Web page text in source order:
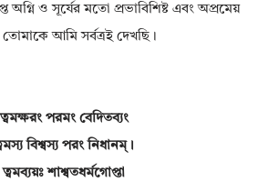
অগ্নি ও সূর্যের মতো প্রভাবিশিষ্ট এবং অপ্রমেয়
আমি সর্বত্রই দেখছি।
ত্বমক্ষরং পরমং বেদিতব্যং
বিশ্বস্য পরং নিধানম্।
ত্বমব্যয়ঃ শাশ্বতধর্মগোপ্তা